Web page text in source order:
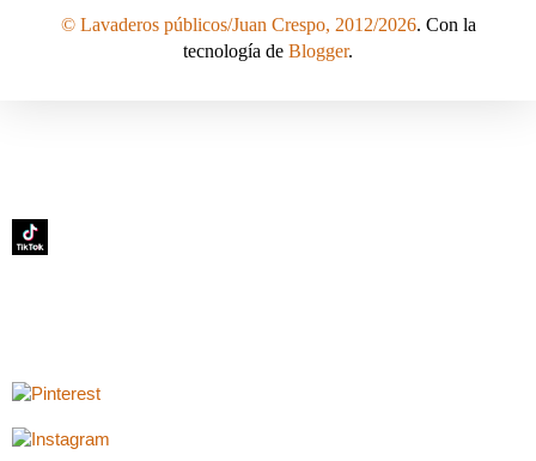
© Lavaderos públicos/Juan Crespo, 2012/2026. Con la
tecnología de Blogger.